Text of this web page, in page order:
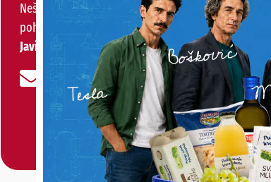
Nešto vas muči ili želite nešto/nekoga
pohvaliti?
Javite nam se!